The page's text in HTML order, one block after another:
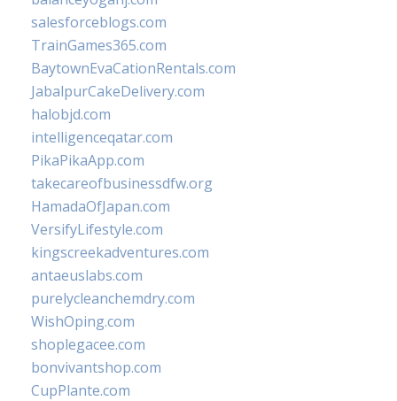
salesforceblogs.com
TrainGames365.com
BaytownEvaCationRentals.com
JabalpurCakeDelivery.com
halobjd.com
intelligenceqatar.com
PikaPikaApp.com
takecareofbusinessdfw.org
HamadaOfJapan.com
VersifyLifestyle.com
kingscreekadventures.com
antaeuslabs.com
purelycleanchemdry.com
WishOping.com
shoplegacee.com
bonvivantshop.com
CupPlante.com